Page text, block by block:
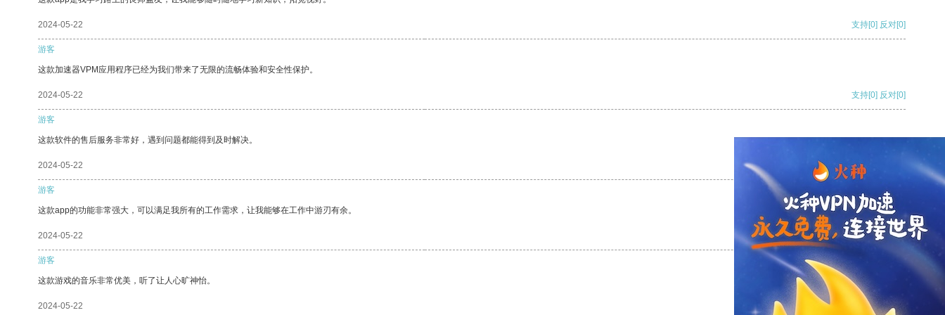
2024-05-22 支持[0] 反对[0]
游客
这款加速器VPM应用程序已经为我们带来了无限的流畅体验和安全性保护。
2024-05-22 支持[0] 反对[0]
游客
这款软件的售后服务非常好，遇到问题都能得到及时解决。
2024-05-22 支持
游客
这款app的功能非常强大，可以满足我所有的工作需求，让我能够在工作中游刃有余。
2024-05-22 支持[0] 反对[0]
游客
这款游戏的音乐非常优美，听了让人心旷神怡。
2024-05-22 支持[0] 反对[0]